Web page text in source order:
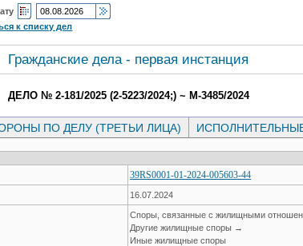
к списку дел
Гражданские дела - первая инстанция
ДЕЛО № 2-181/2025 (2-5223/2024;) ~ М-3485/2024
ПО ДЕЛУ (ТРЕТЬИ ЛИЦА)
39RS0001-01-2024-005603-44
16.07.2024
Споры, связанные с жилищными
Другие жилищные споры →
Иные жилищные споры